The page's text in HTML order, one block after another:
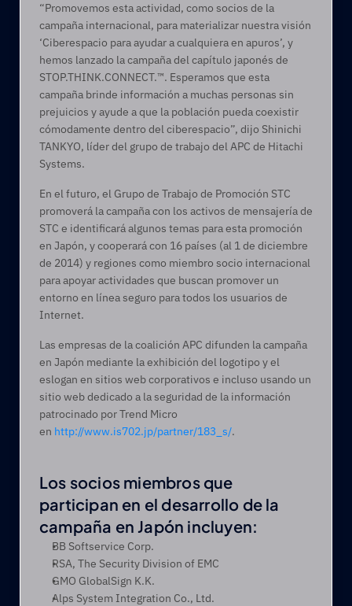
“Promovemos esta actividad, como socios de la
campaña internacional, para materializar nuestra visión
‘Ciberespacio para ayudar a cualquiera en apuros’, y
hemos lanzado la campaña del capítulo japonés de
STOP.THINK.CONNECT.™. Esperamos que esta
campaña brinde información a muchas personas sin
prejuicios y ayude a que la población pueda coexistir
cómodamente dentro del ciberespacio”, dijo Shinichi
TANKYO, líder del grupo de trabajo del APC de Hitachi
Systems.
En el futuro, el Grupo de Trabajo de Promoción STC
promoverá la campaña con los activos de mensajería de
STC e identificará algunos temas para esta promoción
en Japón, y cooperará con 16 países (al 1 de diciembre
de 2014) y regiones como miembro socio internacional
para apoyar actividades que buscan promover un
entorno en línea seguro para todos los usuarios de
Internet.
Las empresas de la coalición APC difunden la campaña
en Japón mediante la exhibición del logotipo y el
eslogan en sitios web corporativos e incluso usando un
sitio web dedicado a la seguridad de la información
patrocinado por Trend Micro
en http://www.is702.jp/partner/183_s/.
Los socios miembros que
participan en el desarrollo de la
campaña en Japón incluyen:
BB Softservice Corp.
RSA, The Security Division of EMC
GMO GlobalSign K.K.
Alps System Integration Co., Ltd.